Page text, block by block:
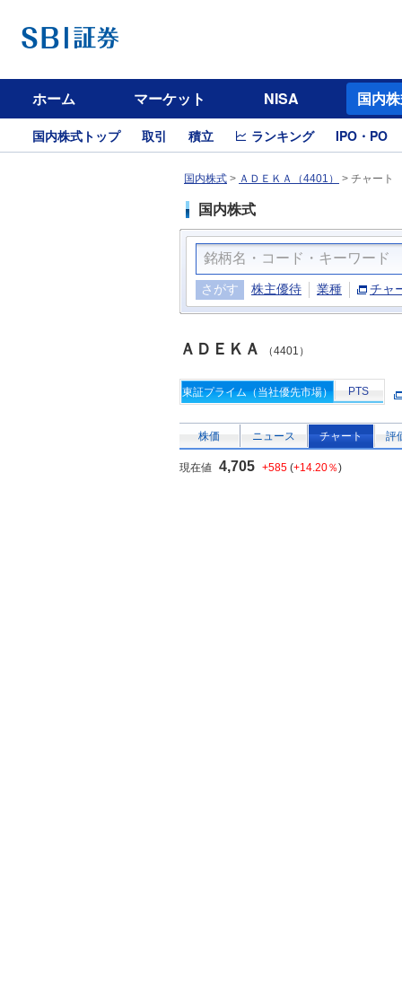
ホーム マーケット NISA 国内
国内株式トップ 取引 積立 ランキング IPO・PO
国内株式 > ＡＤＥＫＡ（4401） > チャート
国内株式
さがす 株主優待 業種 チャ
ＡＤＥＫＡ （4401）
東証プライム（当社優先市場） PTS
株価 ニュース チャート 評
現在値 4,705 +585 (+14.20％)